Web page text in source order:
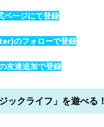
ページにて登録
のフォローで登録
友達追加で登録
ックライフ」を遊べる！